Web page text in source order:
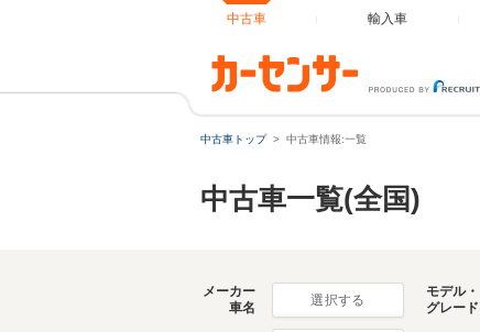
中古車 輸入車
中古車トップ 中古車情報:一覧
中古車一覧(全国)
メーカー
車名
選択する
モデル・
グレード